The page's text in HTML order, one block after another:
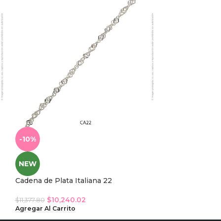
-10%
NEW
Cadena de Plata Italiana 22
$11,377.80 $10,240.02
Agregar Al Carrito